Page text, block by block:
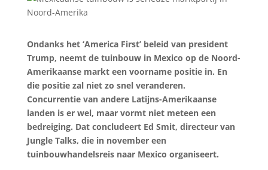
Ondanks het ‘America First’ beleid van president
Trump, neemt de tuinbouw in Mexico op de Noord-
Amerikaanse markt een voorname positie in. En
die positie zal niet zo snel veranderen.
Concurrentie van andere Latijns-Amerikaanse
landen is er wel, maar vormt niet meteen een
bedreiging. Dat concludeert Ed Smit, directeur van
Jungle Talks, die in november een
tuinbouwhandelsreis naar Mexico organiseert.